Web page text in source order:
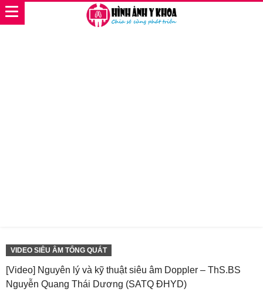
VIDEO SIÊU ÂM TỔNG QUÁT
[Video] Nguyên lý và kỹ thuật siêu âm Doppler – ThS.BS
Nguyễn Quang Thái Dương (SATQ ĐHYD)